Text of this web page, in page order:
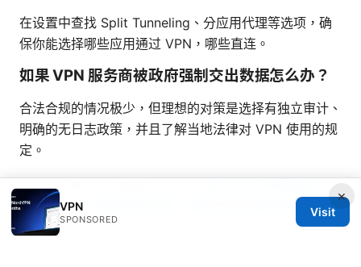
在设置中查找 Split Tunneling、分应用代理等选项，确
保你能选择哪些应用通过 VPN，哪些直连。
如果 VPN 服务商被政府强制交出数据怎么办？
合法合规的情况极少，但理想的对策是选择有独立审计、
明确的无日志政策，并且了解当地法律对 VPN 使用的规
定。
------- End of content -------国外怎么访问国内网
站：VPN、代理與技術全解，讓你在海外順利訪問中國
網站
×
VPN
SPONSORED
Visit